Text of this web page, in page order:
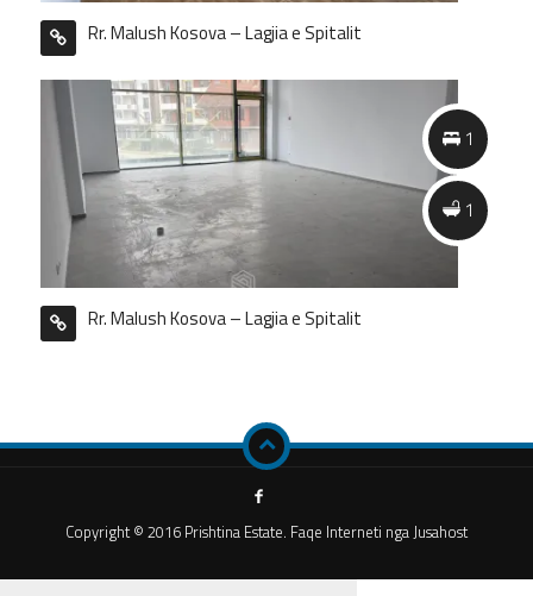
Rr. Malush Kosova – Lagjia e Spitalit
1
1
Rr. Malush Kosova – Lagjia e Spitalit
Copyright © 2016 Prishtina Estate. Faqe Interneti nga Jusahost